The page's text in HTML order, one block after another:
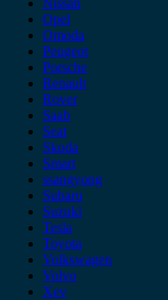
Opel
Omoda
Peugeot
Porsche
Renault
Rover
Saab
Seat
Skoda
Smart
ssangyong
Subaru
Suzuki
Tesla
Toyota
Volkswagen
Volvo
Xev